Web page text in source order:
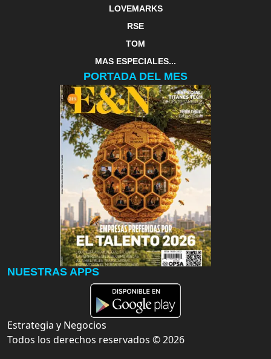
LOVEMARKS
RSE
TOM
MAS ESPECIALES...
PORTADA DEL MES
NUESTRAS APPS
Estrategia y Negocios
Todos los derechos reservados ©2026